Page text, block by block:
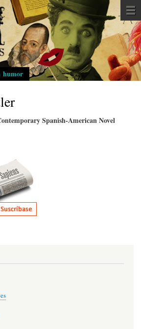
Pasar
al
contenido
principal
humor
Spanish-American Novel